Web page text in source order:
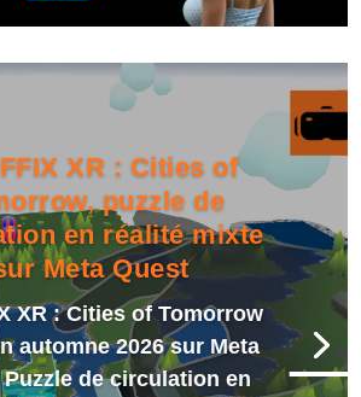
XR : Cities of
puzzle de
en réalité mixte
Meta Quest
XR : Cities of Tomorrow
automne 2026 sur Meta
de circulation en